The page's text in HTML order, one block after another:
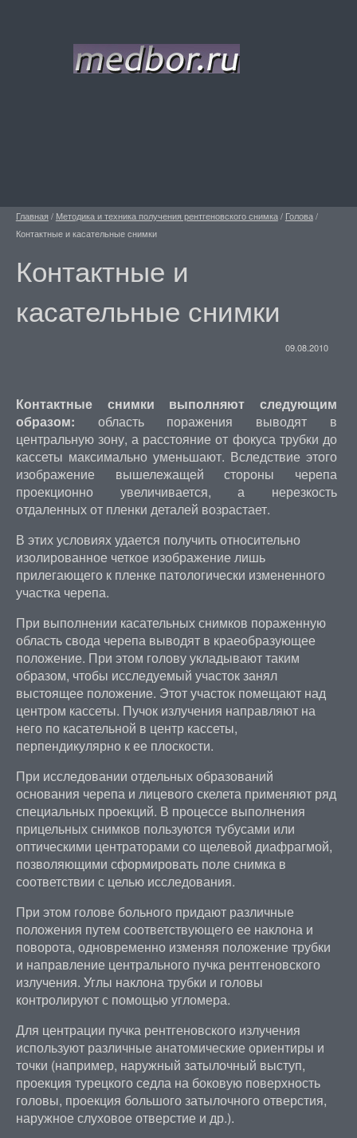
Главная / Методика и техника получения рентгеновского снимка/ Голова/
Контактные и касательные снимки
Контактные и
касательные снимки
09.08.2010
Контактные снимки выполняют следующим
образом: область поражения выводят в
центральную зону, а расстояние от фокуса трубки до
кассеты максимально уменьшают. Вследствие этого
изображение вышележащей стороны черепа
проекционно увеличивается, а нерезкость
отдаленных от пленки деталей возрастает.
В этих условиях удается получить относительно
изолированное четкое изображение лишь
прилегающего к пленке патологически измененного
участка черепа.
При выполнении касательных снимков пораженную
область свода черепа выводят в краеобразующее
положение. При этом голову укладывают таким
образом, чтобы исследуемый участок занял
выстоящее положение. Этот участок помещают над
центром кассеты. Пучок излучения направляют на
него по касательной в центр кассеты,
перпендикулярно к ее плоскости.
При исследовании отдельных образований
основания черепа и лицевого скелета применяют ряд
специальных проекций. В процессе выполнения
прицельных снимков пользуются тубусами или
оптическими центраторами со щелевой диафрагмой,
позволяющими сформировать поле снимка в
соответствии с целью исследования.
При этом голове больного придают различные
положения путем соответствующего ее наклона и
поворота, одновременно изменяя положение трубки
и направление центрального пучка рентгеновского
излучения. Углы наклона трубки и головы
контролируют с помощью угломера.
Для центрации пучка рентгеновского излучения
используют различные анатомические ориентиры и
точки (например, наружный затылочный выступ,
проекция турецкого седла на боковую поверхность
головы, проекция большого затылочного отверстия,
наружное слуховое отверстие и др.).